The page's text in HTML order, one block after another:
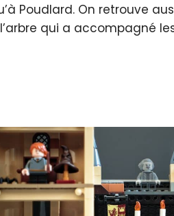
Poudlard. On retrouve
qui a accompagné